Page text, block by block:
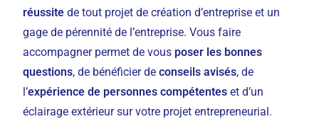
réussite de tout projet de création d’entreprise et un
gage de pérennité de l’entreprise. Vous faire
accompagner permet de vous poser les bonnes
questions, de bénéficier deconseils avisés, de
l’expérience de personnes compétentes et d’un
éclairage extérieur sur votre projet entrepreneurial.